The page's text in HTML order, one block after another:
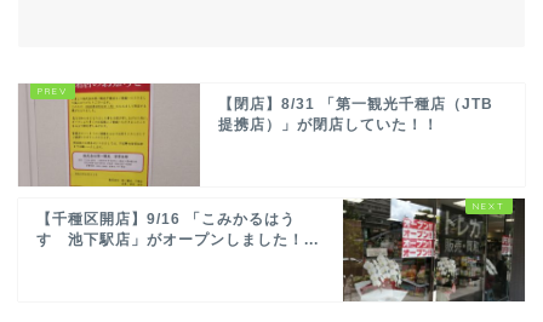
【閉店】8/31 「第一観光千種店（JTB
提携店）」が閉店していた！！
【千種区開店】9/16 「こみかるはう
す 池下駅店」がオープンしました！...